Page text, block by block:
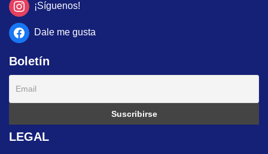
¡Síguenos!
Dale me gusta
Boletín
LEGAL